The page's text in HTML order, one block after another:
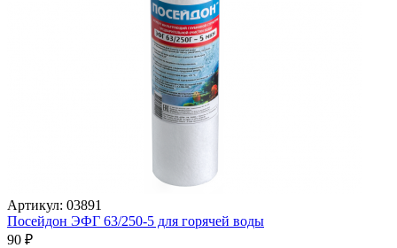
Артикул: 03891
Посейдон ЭФГ 63/250-5 для горячей воды
90 ₽